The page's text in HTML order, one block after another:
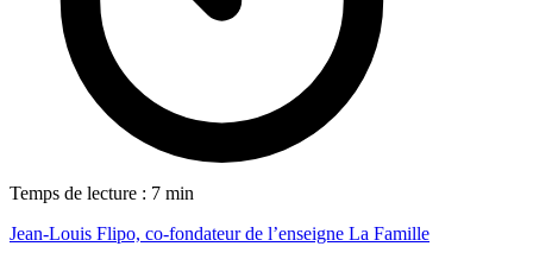
Temps de lecture : 7 min
Jean-Louis Flipo, co-fondateur de l’enseigne La Famille